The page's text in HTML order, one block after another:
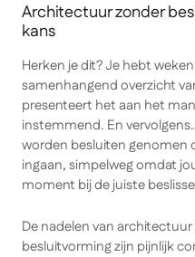
Architectuur zonder
kans
Herken je dit? Je hebt
samenhangend overzicht
presenteert het aan het
instemmend. En
worden besluiten genomen
ingaan, simpelweg omdat
moment bij de juiste
De nadelen van
besluitvorming zijn pijnlijk